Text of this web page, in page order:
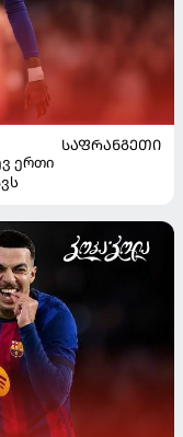
ᲡᲐᲤᲠᲐᲜᲒᲔᲗᲘ
ერთი